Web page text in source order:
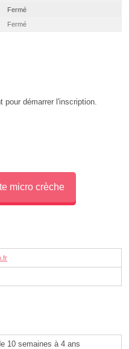
Fermé
Fermé
démarrer l'inscription.
micro crèche
10 semaines à 4 ans